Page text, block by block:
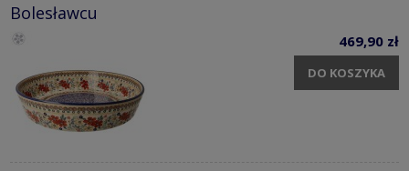
Bolesławcu
469,90 zł
DO KOSZYKA